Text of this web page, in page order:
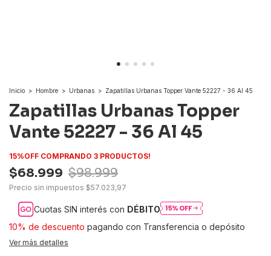
Inicio > Hombre > Urbanas > Zapatillas Urbanas Topper Vante 52227 - 36 Al 45
Zapatillas Urbanas Topper
Vante 52227 - 36 Al 45
15%OFF COMPRANDO 3 PRODUCTOS!
$68.999 $98.999
Precio sin impuestos $57.023,97
Cuotas SIN interés con DÉBITO
10% de descuento pagando con Transferencia o depósito
Ver más detalles